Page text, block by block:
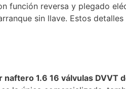
función reversa y plegado
sin llave. Estos
naftero 1.6 16 válvulas DVVT